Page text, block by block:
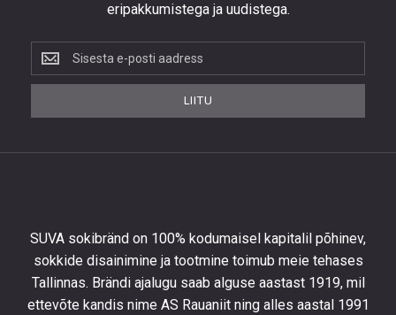
eripakkumistega ja uudistega.
Liitu
uudiskirjaga,
et
kursis
uusimate
toodetega,
eripakkumistega
LIITU
SUVA sokibränd on 100% kodumaisel kapitalil põhinev,
sokkide disainimine ja tootmine toimub meie tehases
Tallinnas. Brändi ajalugu saab alguse aastast 1919, mil
ettevõte kandis nime AS Rauaniit ning alles aastal 1991